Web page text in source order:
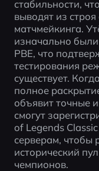
стабильности,
выводят из
матчмейкинга.
изначально
PBE, что
тестирования
существует.
полное
объявит точные
смогут
of Legends
серверам, чтобы
исторический
чемпионов.